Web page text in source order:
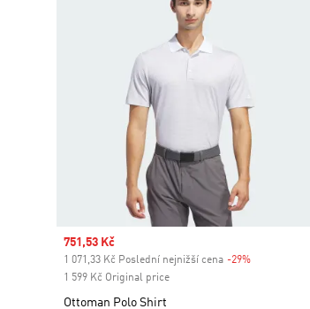
Sale price
751,53 Kč
1 071,33 Kč Poslední nejnižší cena -29%
1 599 Kč Original price
Ottoman Polo Shirt